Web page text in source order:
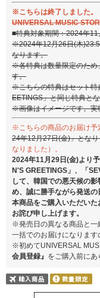
※こちらは終了しました。
UNIVERSAL MUSIC
■特典対象期間：2024年
※2024年12月26日(木
なります。
※各特典は数量限定のため
す。
※こちらの特典はセット特
EETINGS」と同じ特典と
※画像はイメージです。実
※こちらの商品のお届け予
24年12月27日(金)」とな
なりました）。
2024年11月29日(金)より
N'S GREETINGS」、「
して、韓国での悪天候の
め、誠に勝手ながら発送の
本商品をご購入いただい
お詫び申し上げます。
※発売日の異なる商品と一
一括でのお届けになります
※初めてUNIVERSAL
会員登録』 をご購入前にあ